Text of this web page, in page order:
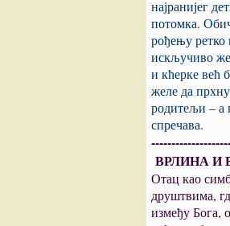
најранијег
потомка.
рођењу ретко
искључиво
и кћерке већ
желе да
родитељи – а
спречава.
ВРЛИНА И
Отац као
друштвима,
између Бога,